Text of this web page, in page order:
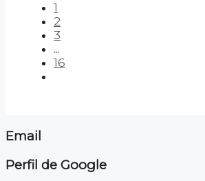
1
2
3
...
16
Email
Perfil de Google